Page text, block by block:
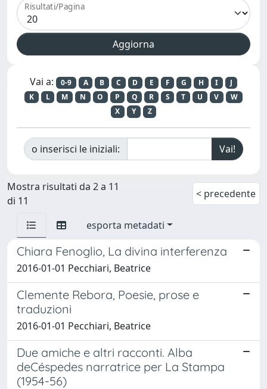
Risultati/Pagina
Vai a: 0-9 A B C D E F G H I
J
K
L M N O P Q R S T U V
W
X
Y Z
o inserisci le iniziali:
Mostra risultati da 2 a 11
di 11
< precedente
esporta metadati
Chiara Fenoglio, La divina interferenza
2016-01-01 Pecchiari, Beatrice
Clemente Rebora, Poesie, prose e
traduzioni
2016-01-01 Pecchiari, Beatrice
Due amiche e altri racconti. Alba
deCéspedes narratrice per La Stampa
(1954-56)